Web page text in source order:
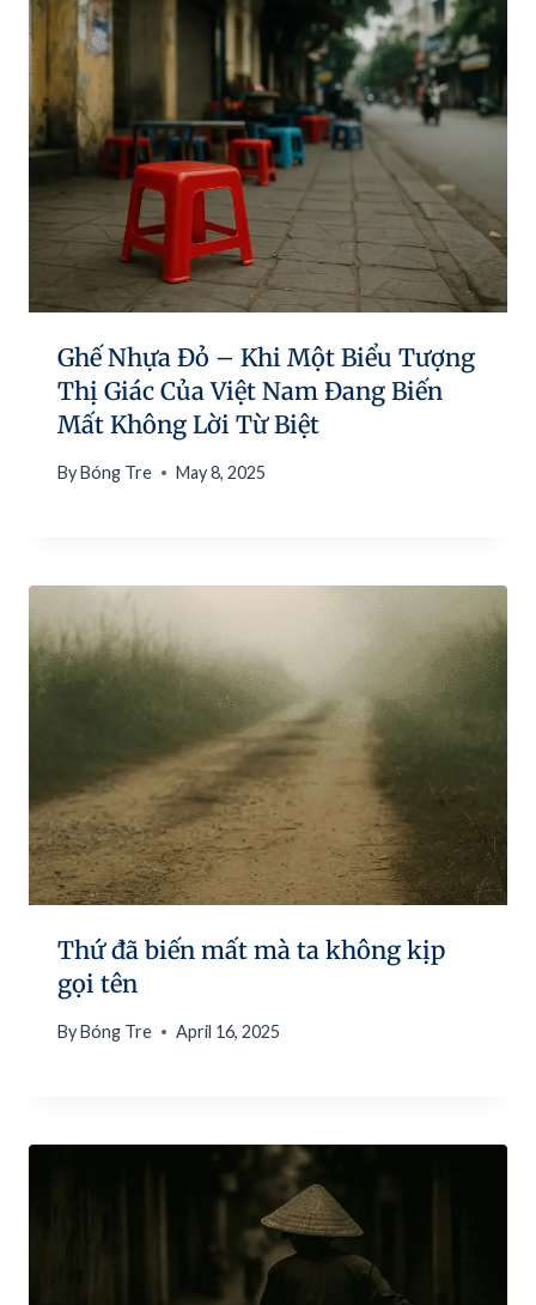
Ghế Nhựa Đỏ – Khi Một Biểu Tượng
Thị Giác Của Việt Nam Đang Biến
Mất Không Lời Từ Biệt
ByBóng Tre May 8, 2025
Thứ đã biến mất mà ta không kịp
gọi tên
ByBóng Tre April 16, 2025